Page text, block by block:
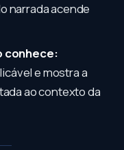
narrada acende
conhece:
e mostra a
ao contexto da